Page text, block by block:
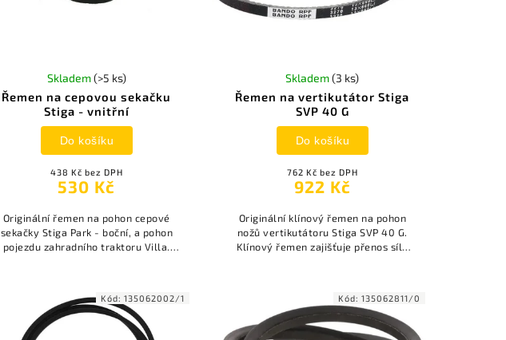
Řemen na cepovou sekačku
Stiga - vnitřní
Skladem(>5 ks)
438 Kč bez DPH
530 Kč
Do košíku
Originální řemen na pohon cepové
sekačky Stiga Park - boční, a pohon
pojezdu zahradního traktoru Villa.
Řemen na vertikutátor Stiga
SVP 40 G
Skladem(3 ks)
762 Kč bez DPH
922 Kč
Do košíku
Originální klínový řemen na pohon
nožů vertikutátoru Stiga SVP 40 G.
Klínový řemen zajišťuje přenos síly
Kód:135062002/1 Kód:135062811/0